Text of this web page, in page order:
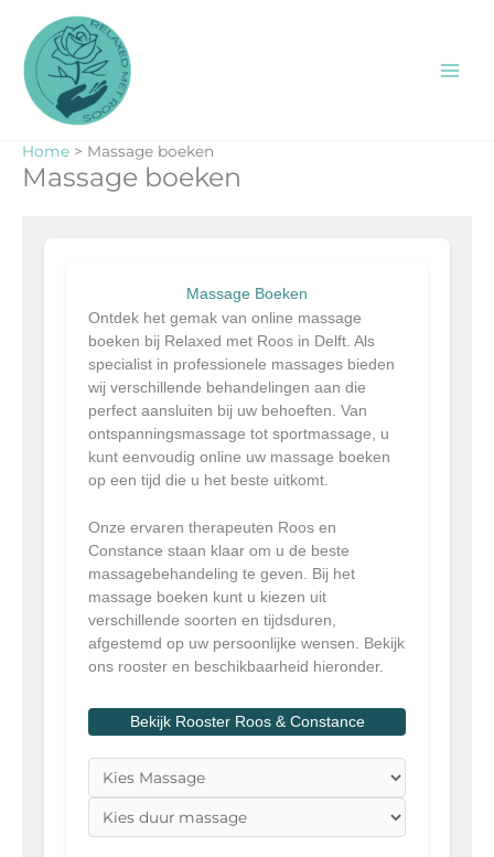
inhoud
Home Massage boeken
Massage boeken
Massage Boeken
Ontdek het gemak van online massage
boeken bij Relaxed met Roos in Delft. Als
specialist in professionele massages bieden
wij verschillende behandelingen aan die
perfect aansluiten bij uw behoeften. Van
ontspanningsmassage tot sportmassage, u
kunt eenvoudig online uw massage boeken
op een tijd die u het beste uitkomt.
Onze ervaren therapeuten Roos en
Constance staan klaar om u de beste
massagebehandeling te geven. Bij het
massage boeken kunt u kiezen uit
verschillende soorten en tijdsduren,
afgestemd op uw persoonlijke wensen. Bekijk
ons rooster en beschikbaarheid hieronder.
Bekijk Rooster Roos & Constance